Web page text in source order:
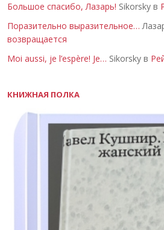
Большое спасибо, Лазарь! Sikorsky в
Поразительно выразительное…
возвращается
Moi aussi, je l’espère! Je… Sikorsky в
КНИЖНАЯ ПОЛКА